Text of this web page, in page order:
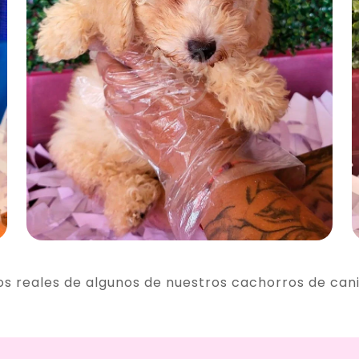
reales de algunos de nuestros cachorros de